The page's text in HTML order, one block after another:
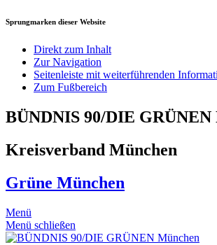
Sprungmarken dieser Website
Direkt zum Inhalt
Zur Navigation
Seitenleiste mit weiterführenden
Zum Fußbereich
BÜNDNIS 90/DIE GRÜNEN
Kreisverband München
Grüne München
Menü
Menü schließen